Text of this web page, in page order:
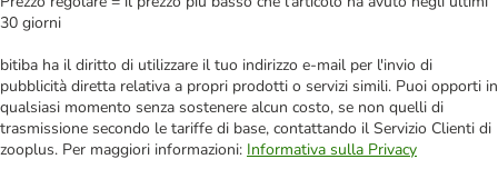
30 giorni
bitiba ha il diritto di utilizzare il tuo indirizzo e-mail per l'invio di
pubblicità diretta relativa a propri prodotti o servizi simili. Puoi opporti in
qualsiasi momento senza sostenere alcun costo, se non quelli di
trasmissione secondo le tariffe di base, contattando il Servizio Clienti di
zooplus. Per maggiori informazioni: Informativa sulla Privacy